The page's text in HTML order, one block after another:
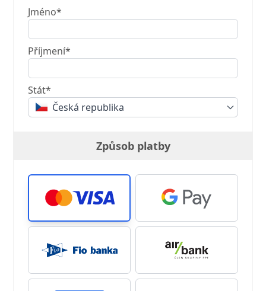
Jméno*
Příjmení*
Stát*
Česká republika
Způsob platby